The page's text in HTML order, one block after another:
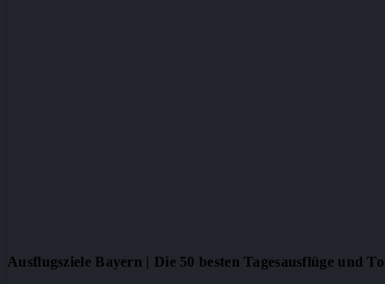
Ausflugsziele Bayern | Die 50 besten Tagesausflüge und